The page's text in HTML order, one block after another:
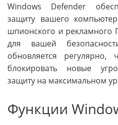
Windows Defender
защиту вашего
шпионского и рекламного
для вашей
обновляется
блокировать новые
защиту на максимальном
Функции